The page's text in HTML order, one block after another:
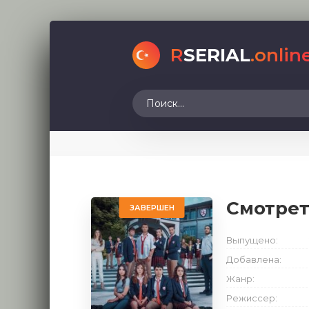
RSERIAL
ЗАВЕРШЕН
Выпущено:
Добавлена:
Жанр:
Режиссер: